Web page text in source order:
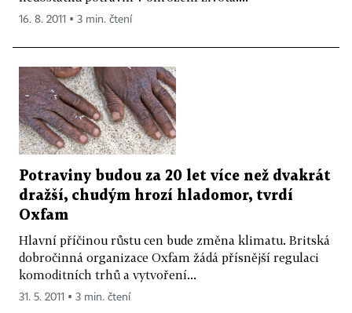
16. 8. 2011 ▪ 3 min. čtení
Potraviny budou za 20 let více než dvakrát
dražší, chudým hrozí hladomor, tvrdí
Oxfam
Hlavní příčinou růstu cen bude změna klimatu. Britská
dobročinná organizace Oxfam žádá přísnější regulaci
komoditních trhů a vytvoření...
31. 5. 2011 ▪ 3 min. čtení